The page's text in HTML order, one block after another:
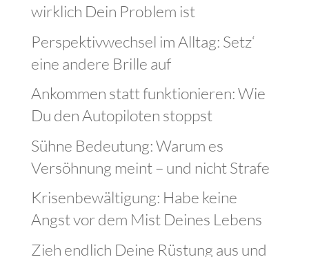
wirklich Dein Problem ist
Perspektivwechsel im Alltag: Setz‘
eine andere Brille auf
Ankommen statt funktionieren: Wie
Du den Autopiloten stoppst
Sühne Bedeutung: Warum es
Versöhnung meint – und nicht Strafe
Krisenbewältigung: Habe keine
Angst vor dem Mist Deines Lebens
Zieh endlich Deine Rüstung aus und